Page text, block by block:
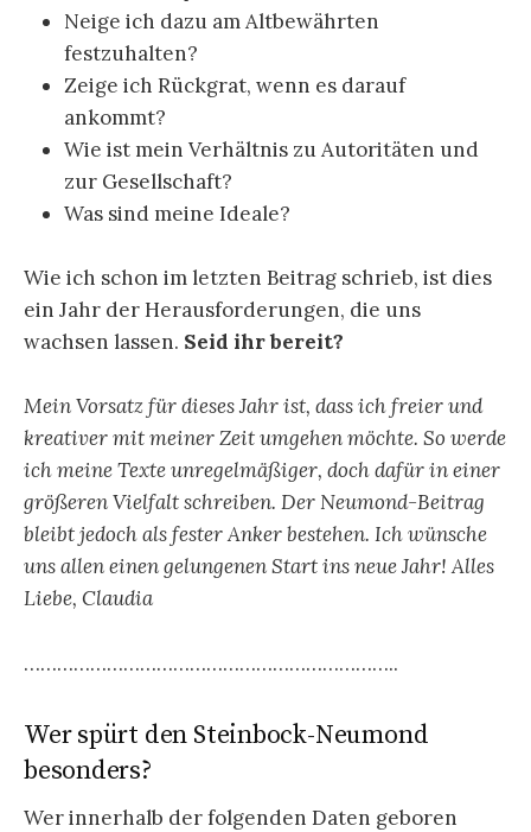
Neige ich dazu am Altbewährten
festzuhalten?
Zeige ich Rückgrat, wenn es darauf
ankommt?
Wie ist mein Verhältnis zu Autoritäten und
zur Gesellschaft?
Was sind meine Ideale?
Wie ich schon im letzten Beitrag schrieb, ist dies
ein Jahr der Herausforderungen, die uns
wachsen lassen. Seid ihr bereit?
Mein Vorsatz für dieses Jahr ist, dass ich freier und
kreativer mit meiner Zeit umgehen möchte. So werde
ich meine Texte unregelmäßiger, doch dafür in einer
größeren Vielfalt schreiben. Der Neumond-Beitrag
bleibt jedoch als fester Anker bestehen. Ich wünsche
uns allen einen gelungenen Start ins neue Jahr! Alles
Liebe, Claudia
…………………………………………………………..
Wer spürt den Steinbock-Neumond
besonders?
Wer innerhalb der folgenden Daten geboren